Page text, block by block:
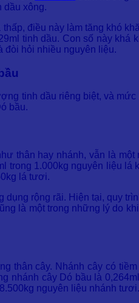
dầu xông.
điều này làm tăng khó
tinh dầu. Con số này
đòi hỏi nhiều nguyên liệu.
tinh dầu riêng biệt, và
bầu.
thân hay nhánh, vẫn là
trong 1.000kg nguyên liệu
lá tươi.
rộng rãi. Hiện tại, quy
là một trong những lý do
thân cây. Nhánh cây có
nhánh cây Dó bầu là
nguyên liệu nhánh tươi.